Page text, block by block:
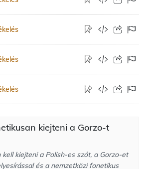
kiejteni a Gorzo-t
kell kiejteni a Polish-es szót, a Gorzo-et
és a nemzetközi fonetikus